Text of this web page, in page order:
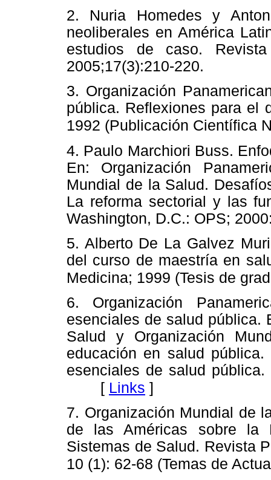
2. Nuria Homedes y
neoliberales en América
estudios de caso.
2005;17(3):210-220.
3. Organización
pública. Reflexiones para el
1992 (Publicación Científica
4. Paulo Marchiori Buss.
En: Organización
Mundial de la Salud.
La reforma sectorial y las
Washington, D.C.: OPS;
5. Alberto De La Galvez
del curso de maestría en
Medicina; 1999 (Tesis de
6. Organización
esenciales de salud pública.
Salud y Organización
educación en salud
esenciales de salud
[ Links ]
7. Organización Mundial de
de las Américas sobre la
Sistemas de Salud. Revista
10 (1): 62-68 (Temas de